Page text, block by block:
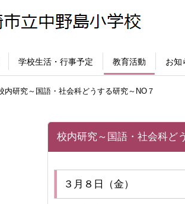
学校生活・行事予定 教育活動 お知
内研究～国語・社会科どうする研究～NO７
校内研究～国語・社会科ど
３月８日（金）